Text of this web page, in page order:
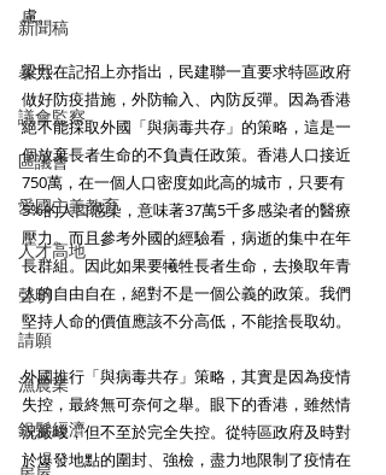
新聞稿
暴力
議會監察
區議會
愛國主義教育
人才高地
聲明
請願
漁農業
銀髮經濟
慮。
梁熙在記招上亦指出，民建聯一直要求特區政府
做好防疫措施，外防輸入、內防反彈。因為香港
絕不能採取外國「與病毒共存」的策略，這是一
個放棄長者生命的不負責任政策。香港人口接近
750萬，在一個人口密度如此高的城市，只要有
5%的人口感染，意味著37萬5千多感染者的醫療
壓力。而且參考外國的經驗看，病逝的集中在年
長群組。因此如果要犧牲長者生命，去換取年青
人的自由自在，絕對不是一個公義的政策。我們
堅持人命的價值應該不分高低，不能捨長取幼。
外國推行「與病毒共存」策略，其實是因為疫情
失控，最終無可奈何之舉。眼下的香港，雖然情
況嚴峻，但不至於完全失控。從特區政府及時對
於爆發地點的圍封、強檢，盡力地限制了疫情在